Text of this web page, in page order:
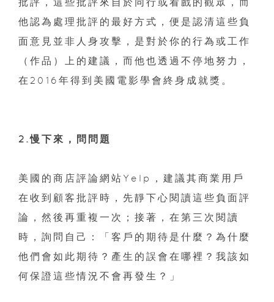
他認為處理批評的最好方式，便是認清這些負
面意見並非人身攻擊，是對於你的行為或工作
（作品）上的建議，而他也透過不停地努力，
在2016年得到美國電影學會終身成就獎。
2.慢下來，問問題
美國的商店評論網站Yelp，建議其商業用戶
在收到顧客批評時，先靜下心閱讀這些負面評
論，然後再重複一次；接著，在第三次閱讀
時，詢問自己：「客戶的期待是什麼？為什麼
他們會如此期待？產生的誤會在哪裡？我該如
何保證這些情況不會再發生？」